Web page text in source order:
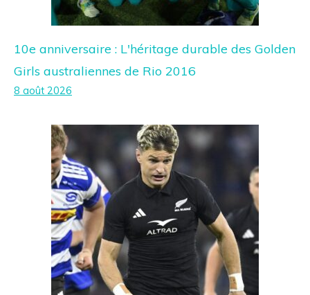
10e anniversaire : L'héritage durable des Golden
Girls australiennes de Rio 2016
8 août 2026